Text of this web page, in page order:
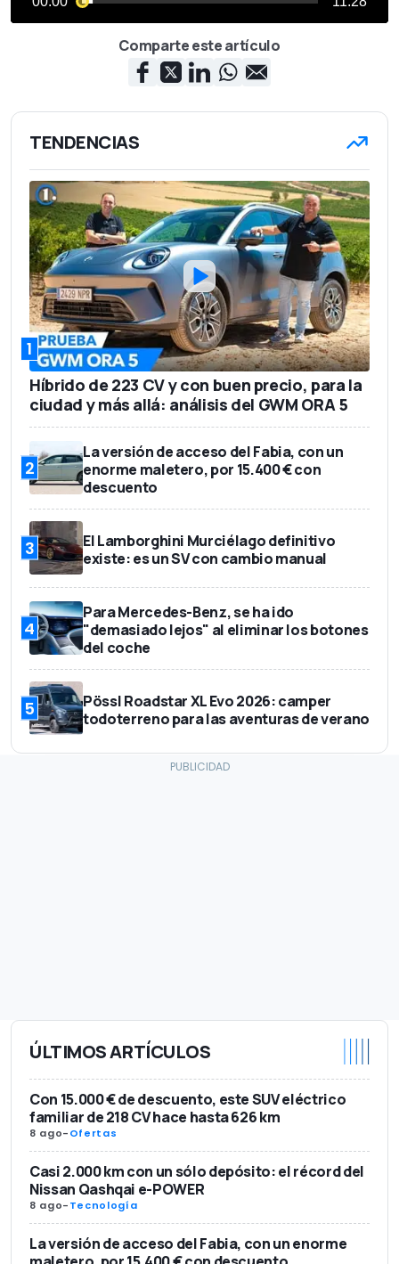
Comparte este artículo
TENDENCIAS
1
Híbrido de 223 CV y con buen precio, para la
ciudad y más allá: análisis del GWM ORA 5
2
La versión de acceso del Fabia, con un
enorme maletero, por 15.400 € con
descuento
3
El Lamborghini Murciélago definitivo
existe: es un SV con cambio manual
4
Para Mercedes-Benz, se ha ido
"demasiado lejos" al eliminar los botones
del coche
5
Pössl Roadstar XL Evo 2026: camper
todoterreno para las aventuras de verano
ÚLTIMOS ARTÍCULOS
Con 15.000 € de descuento, este SUV eléctrico
familiar de 218 CV hace hasta 626 km
8 ago-Ofertas
Casi 2.000 km con un sólo depósito: el récord del
Nissan Qashqai e-POWER
8 ago-Tecnología
La versión de acceso del Fabia, con un enorme